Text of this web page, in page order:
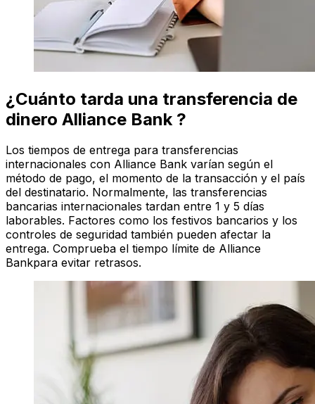
¿Cuánto tarda una transferencia de
dinero Alliance Bank ?
Los tiempos de entrega para transferencias
internacionales con Alliance Bank varían según el
método de pago, el momento de la transacción y el país
del destinatario. Normalmente, las transferencias
bancarias internacionales tardan entre 1 y 5 días
laborables. Factores como los festivos bancarios y los
controles de seguridad también pueden afectar la
entrega. Comprueba el tiempo límite de Alliance
Bankpara evitar retrasos.